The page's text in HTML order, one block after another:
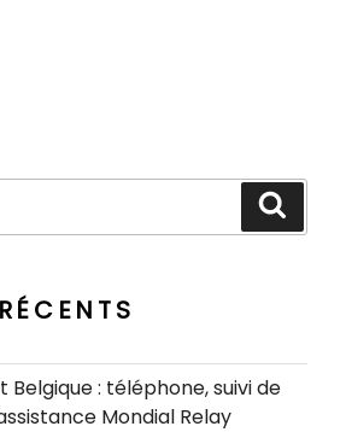
: téléphone, suivi de
Mondial Relay